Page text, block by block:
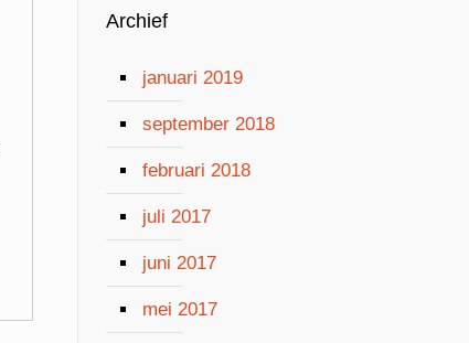
Archief
januari 2019
september 2018
februari 2018
juli 2017
juni 2017
mei 2017